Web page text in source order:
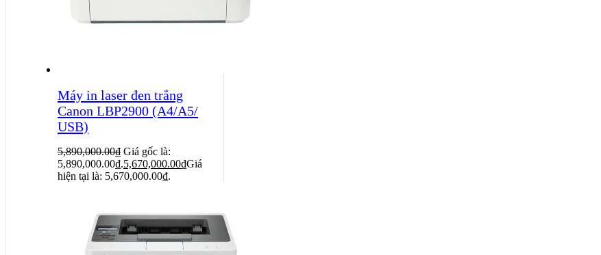
Máy in laser đen trắng
Canon LBP2900 (A4/A5/
USB)
5,890,000.00₫ Giá gốc là:
5,890,000.00₫.5,670,000.00₫Giá
hiện tại là: 5,670,000.00₫.